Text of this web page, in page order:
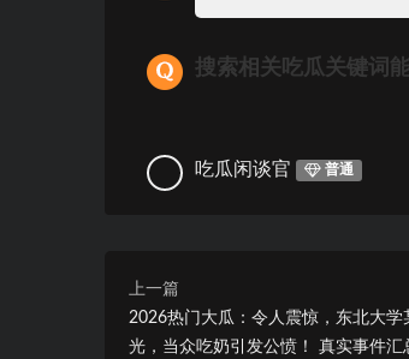
搜索相关吃瓜关键词
吃瓜闲谈官 普通
上一篇
2026热门大瓜：令人震惊，东北大学
光，当众吃奶引发公愤！ 真实事件汇